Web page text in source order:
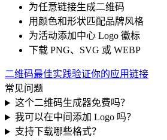
为任意链接生成二维码
用颜色和形状匹配品牌风格
为活动添加中心 Logo 徽标
下载 PNG、SVG 或 WEBP
二维码最佳实践验证你的应用链接
常见问题
这个二维码生成器免费吗？
我可以在中间添加 Logo 吗？
支持下载哪些格式？